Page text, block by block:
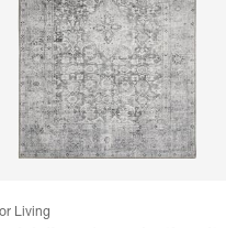
Living